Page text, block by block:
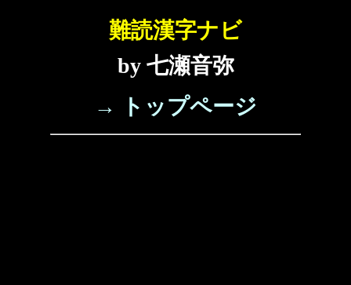
難読漢字ナビ
by 七瀬音弥
→ トップページ